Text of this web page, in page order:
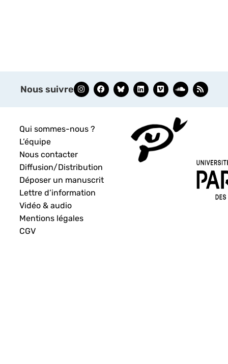
Nous suivre
Qui sommes-nous ?
L’équipe
Nous contacter
Diffusion/Distribution
Déposer un manuscrit
Lettre d’information
Vidéo & audio
Mentions légales
CGV